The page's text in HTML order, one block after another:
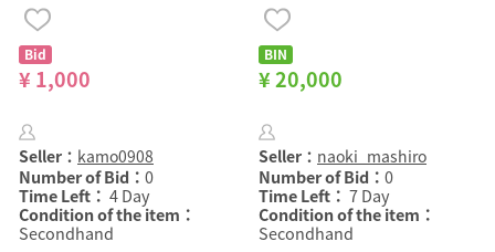
Bid
¥ 1,000
Seller： kamo0908
Number of Bid： 0
Time Left： 4 Day
Condition of the item：
Secondhand
BIN
¥ 20,000
Seller： naoki_mashiro
Number of Bid： 0
Time Left： 7 Day
Condition of the item：
Secondhand